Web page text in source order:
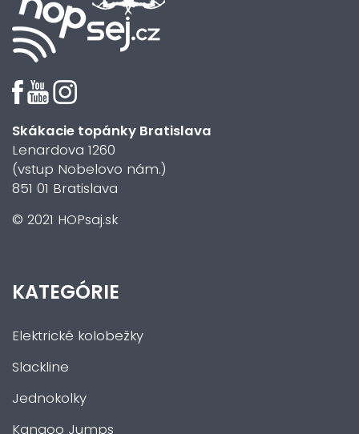
Skákacie topánky Bratislava
Lenardova 1260
(vstup Nobelovo nám.)
851 01 Bratislava
© 2021 HOPsaj.sk
KATEGÓRIE
Elektrické kolobežky
Slackline
Jednokolky
Kangoo Jumps